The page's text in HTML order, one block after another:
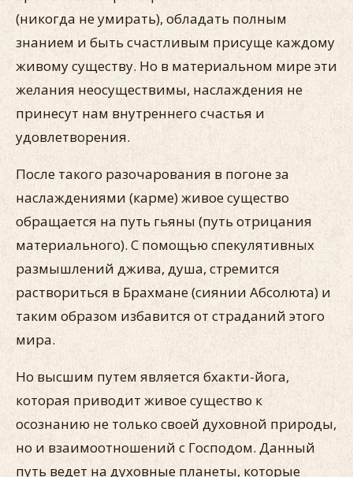
(никогда не умирать), обладать полным
знанием и быть счастливым присуще каждому
живому существу. Но в материальном мире эти
желания неосуществимы, наслаждения не
принесут нам внутреннего счастья и
удовлетворения.
После такого разочарования в погоне за
наслаждениями (карме) живое существо
обращается на путь гьяны (путь отрицания
материального). С помощью спекулятивных
размышлений джива, душа, стремится
раствориться в Брахмане (сиянии Абсолюта) и
таким образом избавится от страданий этого
мира.
Но высшим путем является бхакти-йога,
которая приводит живое существо к
осознанию не только своей духовной природы,
но и взаимоотношений с Господом. Данный
путь ведет на духовные планеты, которые